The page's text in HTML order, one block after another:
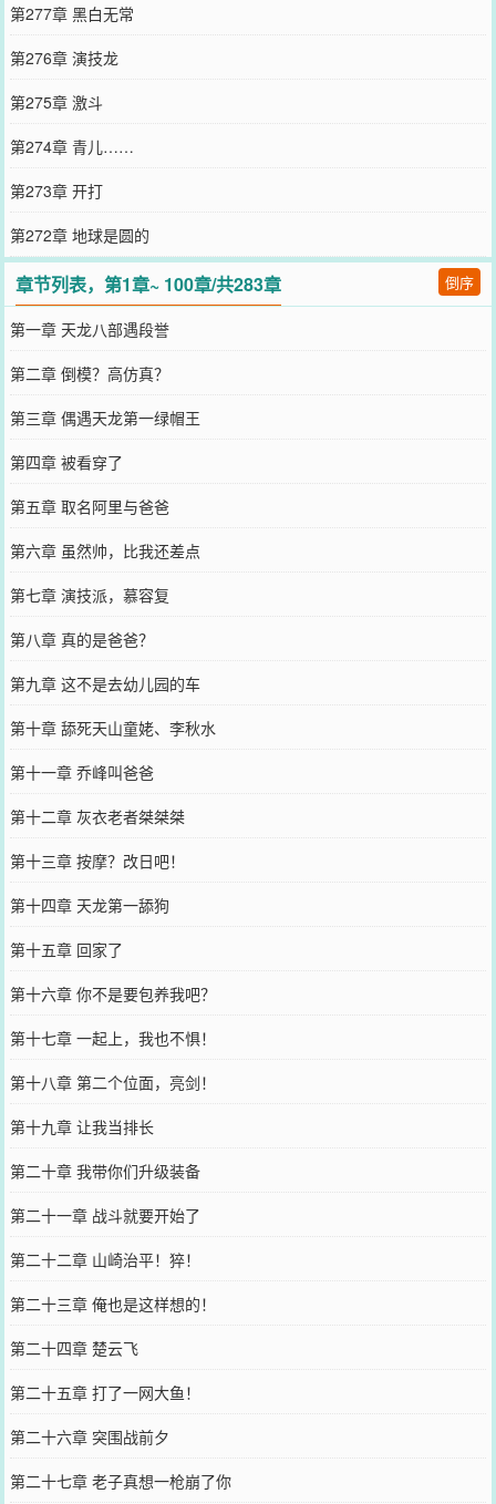
第277章 黑白无常
第276章 演技龙
第275章 激斗
第274章 青儿……
第273章 开打
第272章 地球是圆的
章节列表，第1章~ 100章/共283章 倒序
第一章 天龙八部遇段誉
第二章 倒模？高仿真？
第三章 偶遇天龙第一绿帽王
第四章 被看穿了
第五章 取名阿里与爸爸
第六章 虽然帅，比我还差点
第七章 演技派，慕容复
第八章 真的是爸爸？
第九章 这不是去幼儿园的车
第十章 舔死天山童姥、李秋水
第十一章 乔峰叫爸爸
第十二章 灰衣老者桀桀桀
第十三章 按摩？改日吧！
第十四章 天龙第一舔狗
第十五章 回家了
第十六章 你不是要包养我吧？
第十七章 一起上，我也不惧！
第十八章 第二个位面，亮剑！
第十九章 让我当排长
第二十章 我带你们升级装备
第二十一章 战斗就要开始了
第二十二章 山崎治平！猝！
第二十三章 俺也是这样想的！
第二十四章 楚云飞
第二十五章 打了一网大鱼！
第二十六章 突围战前夕
第二十七章 老子真想一枪崩了你